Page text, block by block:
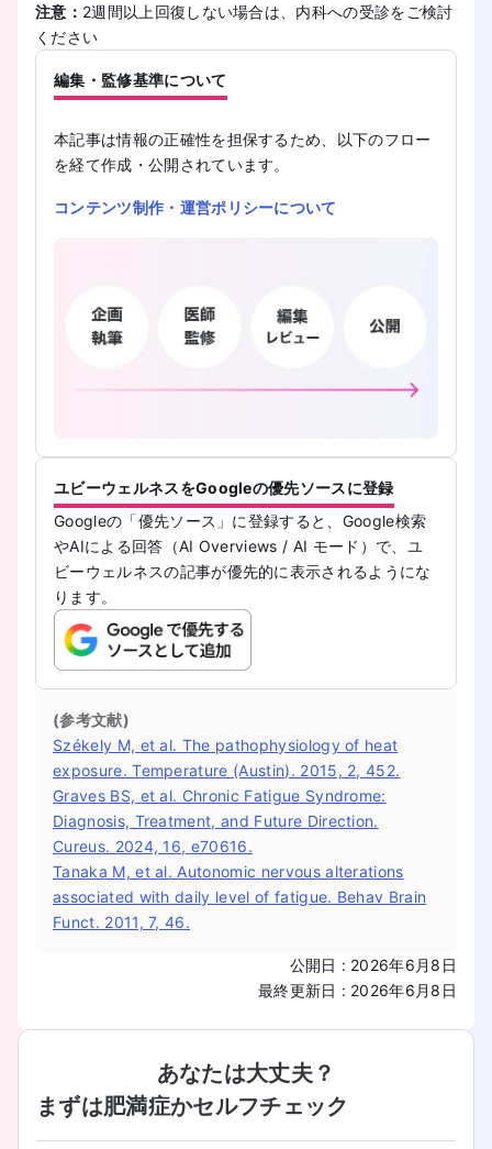
注意： 2週間以上回復しない場合は、内科への受診をご検討
ください
編集・監修基準について
本記事は情報の正確性を担保するため、以下のフロー
を経て作成・公開されています。
コンテンツ制作・運営ポリシーについて
ユビーウェルネスをGoogleの優先ソースに登録
Googleの「優先ソース」に登録すると、Google検索
やAIによる回答（AI Overviews / AI モード）で、ユ
ビーウェルネスの記事が優先的に表示されるようにな
ります。
(参考文献)
Székely M, et al. The pathophysiology of heat
exposure. Temperature (Austin). 2015, 2, 452.
Graves BS, et al. Chronic Fatigue Syndrome:
Diagnosis, Treatment, and Future Direction.
Cureus. 2024, 16, e70616.
Tanaka M, et al. Autonomic nervous alterations
associated with daily level of fatigue. Behav Brain
Funct. 2011, 7, 46.
公開日 : 2026年6月8日
最終更新日 : 2026年6月8日
あなたは大丈夫？
まずは肥満症かセルフチェック